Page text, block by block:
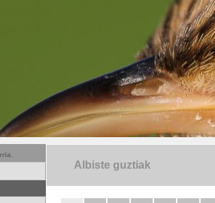
Albiste guztiak